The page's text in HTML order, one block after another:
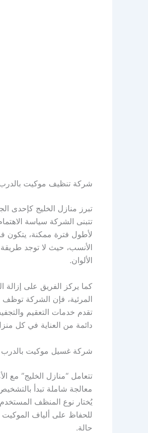
شركة تنظيف موكيت
تبرز منازل الخليج كإحدى
تتبنى الشركة سياسة
لأطول فترة ممكنة، يتكون
الأنسب، حيث لا توجد
الألوان.
كما يركز الفريق على إزالة
المرئية، فإن الشركة توظف
تقدم خدمات التعقيم
دائمة من العناية في كل
شركة غسيل موكيت بالدرب
تتعامل “منازل الخليج”
معالجة شاملة تبدأ
يُختار نوع المنظف
للحفاظ على ألياف الموكيت
حالة.